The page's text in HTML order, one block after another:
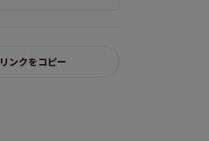
リンクをコピー